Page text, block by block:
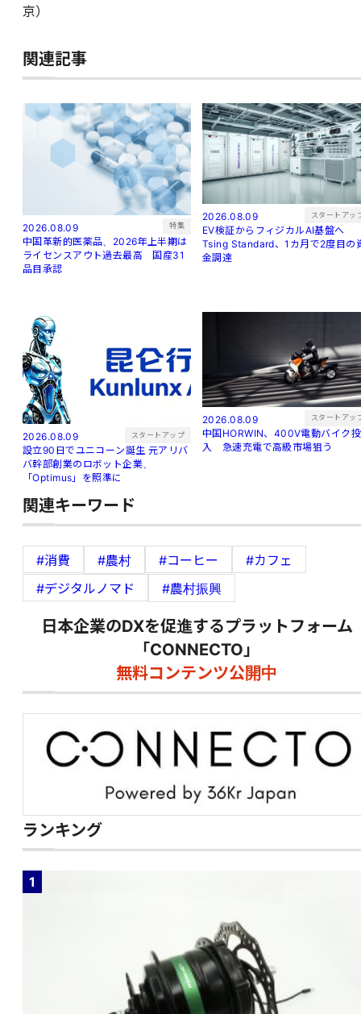
京）
関連記事
2026.08.09 特集
中国革新的医薬品、2026年上半期は
ライセンスアウト過去最高 国産31
品目承認
2026.08.09 スタートアッ
EV検証からフィジカルAI基盤へ
Tsing Standard、1カ月で2度目の
金調達
2026.08.09 スタートアップ
設立90日でユニコーン誕生 元アリバ
バ幹部創業のロボット企業、
「Optimus」を照準に
2026.08.09 スタートアッ
中国HORWIN、400V電動バイク投
入 急速充電で高級市場狙う
関連キーワード
#消費 #農村 #コーヒー
#カフェ
#デジタルノマド
#農村振興
日本企業のDXを促進するプラットフォーム
「CONNECTO」
無料コンテンツ公開中
ランキング
1